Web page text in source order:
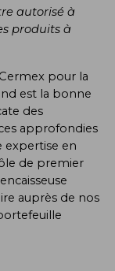
autorisé à
produits à
pour la
est la bonne
des
approfondies
expertise en
de premier
auprès de nos